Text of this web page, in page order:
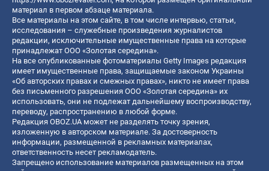
материал в первом абзаце материала.
Все материалы на этом сайте, в том числе интервью, статьи,
исследования – служебные произведения журналистов
редакции, исключительные имущественные права на которые
принадлежат ООО «Золотая середина».
На все опубликованные фотоматериалы Getty Images редакция
имеет имущественные права, защищаемые законом Украины
«Об авторских правах и смежных правах», никто не имеет права
без письменного разрешения ООО «Золотая середина» их
использовать, они не подлежат дальнейшему воспроизводству,
переводу, распространению в любой форме.
Редакция OBOZ.UA может не разделять точку зрения,
изложенную в авторском материале. За достоверность
информации, размещенной в рекламных материалах,
ответственность несет рекламодатель.
Запрещено использование материалов размещенных на этом